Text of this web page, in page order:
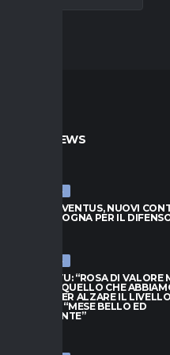
ULTIME NEWS
ULTIME NEWS
LUCUMÍ-JUVENTUS, NUOVI
CON IL BOLOGNA PER IL
ULTIME NEWS
INTER, CHIVU: “ROSA DI VALORE
SAPPIAMO QUELLO CHE
BISOGNO PER ALZARE IL
PROVEDEL: “MESE BELLO ED
EMOZIONANTE”